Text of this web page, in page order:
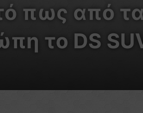
πως από
το DS